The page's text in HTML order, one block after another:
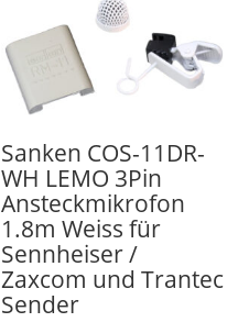
Sanken COS-11DR-
WH LEMO 3Pin
Ansteckmikrofon
1.8m Weiss für
Sennheiser /
Zaxcom und Trantec
Sender